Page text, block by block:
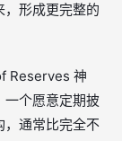
形成更完整的
Reserves 神
个愿意定期披
，通常比完全不